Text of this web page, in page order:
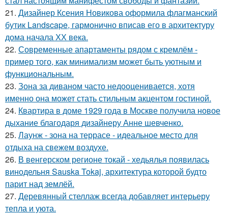
21. Дизайнер Ксения Новикова оформила флагманский
бутик Landscape, гармонично вписав его в архитектуру
дома начала ХХ века.
22. Современные апартаменты рядом с кремлём -
пример того, как минимализм может быть уютным и
функциональным.
23. Зона за диваном часто недооценивается, хотя
именно она может стать стильным акцентом гостиной.
24. Квартира в доме 1929 года в Москве получила новое
дыхание благодаря дизайнеру Анне шевченко.
25. Лаунж - зона на террасе - идеальное место для
отдыха на свежем воздухе.
26. В венгерском регионе токай - хедьялья появилась
винодельня Sauska Tokaj, архитектура которой будто
парит над землёй.
27. Деревянный стеллаж всегда добавляет интерьеру
тепла и уюта.